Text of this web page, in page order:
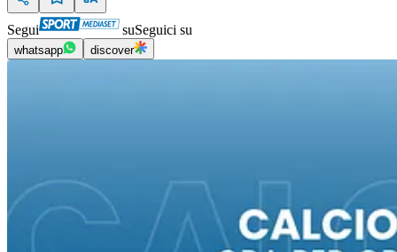
Segui suSeguici su
whatsapp discover